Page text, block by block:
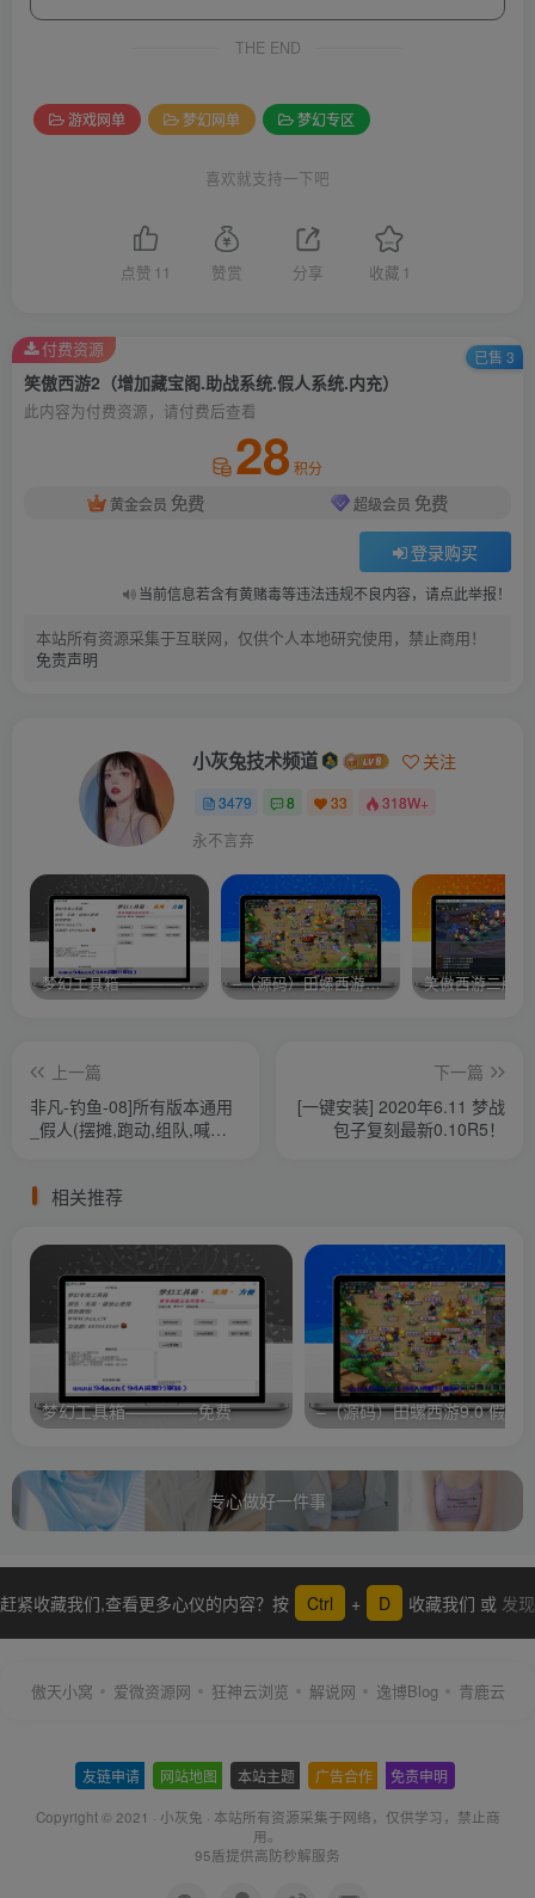
THE END
游戏网单 梦幻网单 梦幻专区
喜欢就支持一下吧
点赞 11 赞赏 分享 收藏 1
笑傲西游2（增加藏宝阁.助战系统.假人系统.内充）
此内容为付费资源，请付费后查看
28 积分
黄金会员 免费 超级会员 免费
登录购买
当前信息若含有黄赌毒等违法违规不良内容，请点此举报！
本站所有资源采集于互联网，仅供个人本地研究使用，禁止商用！
免责声明
付费资源 已售 3
小灰兔技术频道 关注
3479 8 33 318W+
永不言弃
梦幻工具箱————-免费 –（源码）田螺西游9.0 假人摆摊18门派飞升渡劫化圣助战最新BB谛听…. 笑傲西游二版-
上一篇
非凡-钓鱼-08]所有版本通用
_假人(摆摊,跑动,组队,喊话,
下一篇
[一键安装] 2020年6.11 梦战
包子复刻最新0.10R5！
相关推荐
梦幻工具箱————-免费
专心做好一件事
赶紧收藏我们,查看更多心仪的内容？按 Ctrl + D 收藏我们 或 发现
傲天小窝 爱微资源网 狂神云浏览 解说网 逸博Blog 青鹿云
友链申请 网站地图 本站主题 广告合作 免责申明
Copyright © 2021 · 小灰兔 · 本站所有资源采集于网络，仅供学习，禁止商
用。
95盾提供高防秒解服务